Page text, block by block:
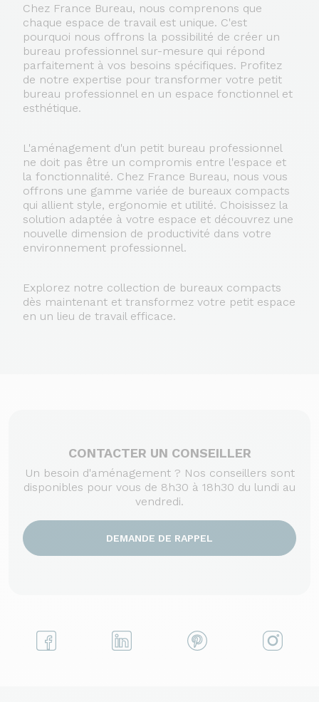
Chez France Bureau, nous comprenons que
chaque espace de travail est unique. C'est
pourquoi nous offrons la possibilité de créer un
bureau professionnel sur-mesure qui répond
parfaitement à vos besoins spécifiques. Profitez
de notre expertise pour transformer votre petit
bureau professionnel en un espace fonctionnel et
esthétique.
L'aménagement d'un petit bureau professionnel
ne doit pas être un compromis entre l'espace et
la fonctionnalité. Chez France Bureau, nous vous
offrons une gamme variée de bureaux compacts
qui allient style, ergonomie et utilité. Choisissez la
solution adaptée à votre espace et découvrez une
nouvelle dimension de productivité dans votre
environnement professionnel.
Explorez notre collection de bureaux compacts
dès maintenant et transformez votre petit espace
en un lieu de travail efficace.
CONTACTER UN CONSEILLER
Un besoin d'aménagement ? Nos conseillers sont
disponibles pour vous de 8h30 à 18h30 du lundi au
vendredi.
DEMANDE DE RAPPEL